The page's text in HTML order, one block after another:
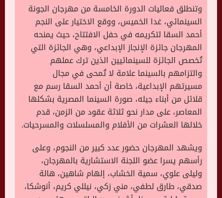
وتنطلق فعاليات الدورة الخامسة من مهرجان الجونة
السينمائي، غدا الخميس، ووقع الاختيار على النجم
أحمد السقا لتكريمه في حفل الافتتاح، حيث يمنحه
المهرجان جائزة الإنجاز الإبداعي، وهي الجائزة التي
تُخصص الجائزة للسينمائيين الذين ترك عملهم
والتزامهم بالسينما علامة لا تُمحى في مجال
مسيرتهم الإبداعية، خاصة أن أحمد السقا رسم مع
قلائل من أبناء جيله، صورة السينما المصرية بشكلها
المعاصر، على مدار نحو ثلاثة عقود من الزمن، قدم
خلالها العشرات من الأفلام والمسلسلات والمسرحيات.
ويشهد المهرجان حضور عدد كبير من النجوم، وعلى
رأسهم يسرا عضو اللجنة الاستشارية بالمهرجان،
وليلى علوي، سمية الخشاب، إلهام شاهين، هالة
صدقي، طارق لطفي، مني زكي، نيللي كريم، أنوشكا،